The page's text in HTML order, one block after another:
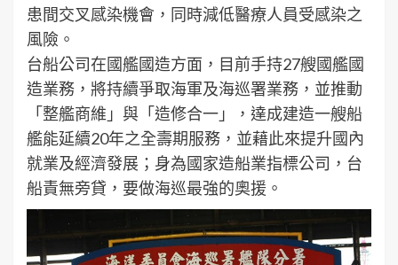
患間交叉感染機會，同時減低醫療人員受感染之
風險。
台船公司在國艦國造方面，目前手持27艘國艦國
造業務，將持續爭取海軍及海巡署業務，並推動
「整艦商維」與「造修合一」，達成建造一艘船
艦能延續20年之全壽期服務，並藉此來提升國內
就業及經濟發展；身為國家造船業指標公司，台
船責無旁貸，要做海巡最強的奧援。